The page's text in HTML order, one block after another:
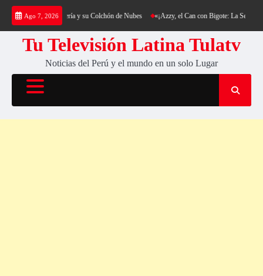
Saltar
contenido
Ago 7, 2026
al Cerro Cantería y su Colchón de Nubes «¡Azzy, el Can con Bigote: La Sensación
Tu Televisión Latina Tulatv
Noticias del Perú y el mundo en un solo Lugar